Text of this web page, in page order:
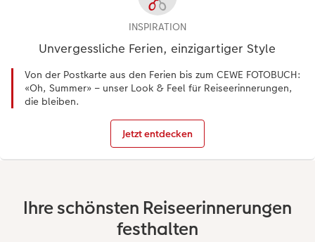
INSPIRATION
Unvergessliche Ferien, einzigartiger Style
Von der Postkarte aus den Ferien bis zum CEWE FOTOBUCH:
«Oh, Summer» – unser Look & Feel für Reiseerinnerungen,
die bleiben.
Jetzt entdecken
Ihre schönsten Reiseerinnerungen
festhalten